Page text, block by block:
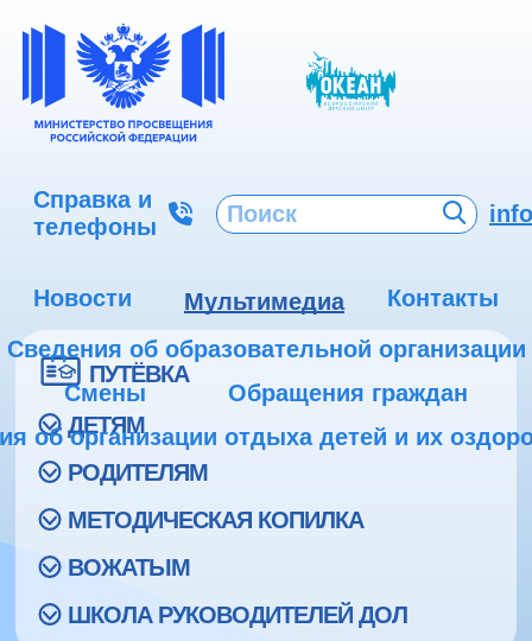
Справка и
телефоны
Новости Мультимедиа
Контакты
Сведения об образовательной организации
Смены
Обращения граждан
об организации отдыха детей и их
ПУТЁВКА
ДЕТЯМ
РОДИТЕЛЯМ
МЕТОДИЧЕСКАЯ КОПИЛКА
ВОЖАТЫМ
ШКОЛА РУКОВОДИТЕЛЕЙ ДОЛ